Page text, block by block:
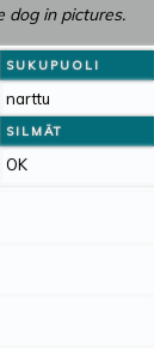
dog in pictures.
SUKUPUOLI
narttu
SILMÄT
OK